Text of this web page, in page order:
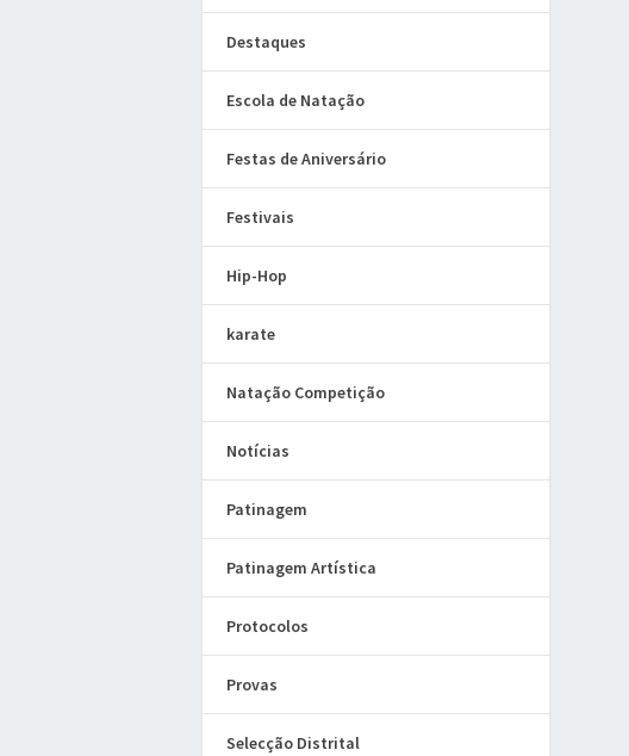
Destaques
Escola de Natação
Festas de Aniversário
Festivais
Hip-Hop
karate
Natação Competição
Notícias
Patinagem
Patinagem Artística
Protocolos
Provas
Selecção Distrital